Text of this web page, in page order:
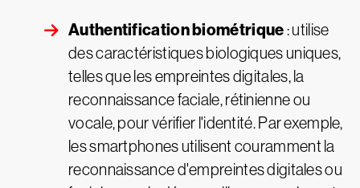
Authentification biométrique : utilise
des caractéristiques biologiques uniques,
telles que les empreintes digitales, la
reconnaissance faciale, rétinienne ou
vocale, pour vérifier l'identité. Par exemple,
les smartphones utilisent couramment la
reconnaissance d'empreintes digitales ou